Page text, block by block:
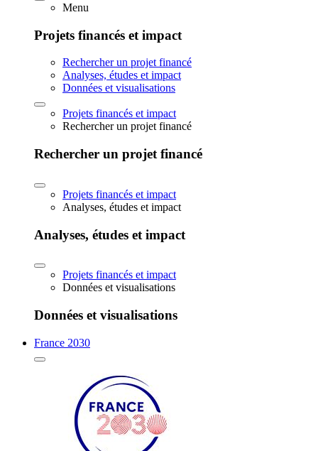
Menu
Projets financés et impact
Rechercher un projet financé
Analyses, études et impact
Données et visualisations
Projets financés et impact
Rechercher un projet financé
Rechercher un projet financé
Projets financés et impact
Analyses, études et impact
Analyses, études et impact
Projets financés et impact
Données et visualisations
Données et visualisations
France 2030